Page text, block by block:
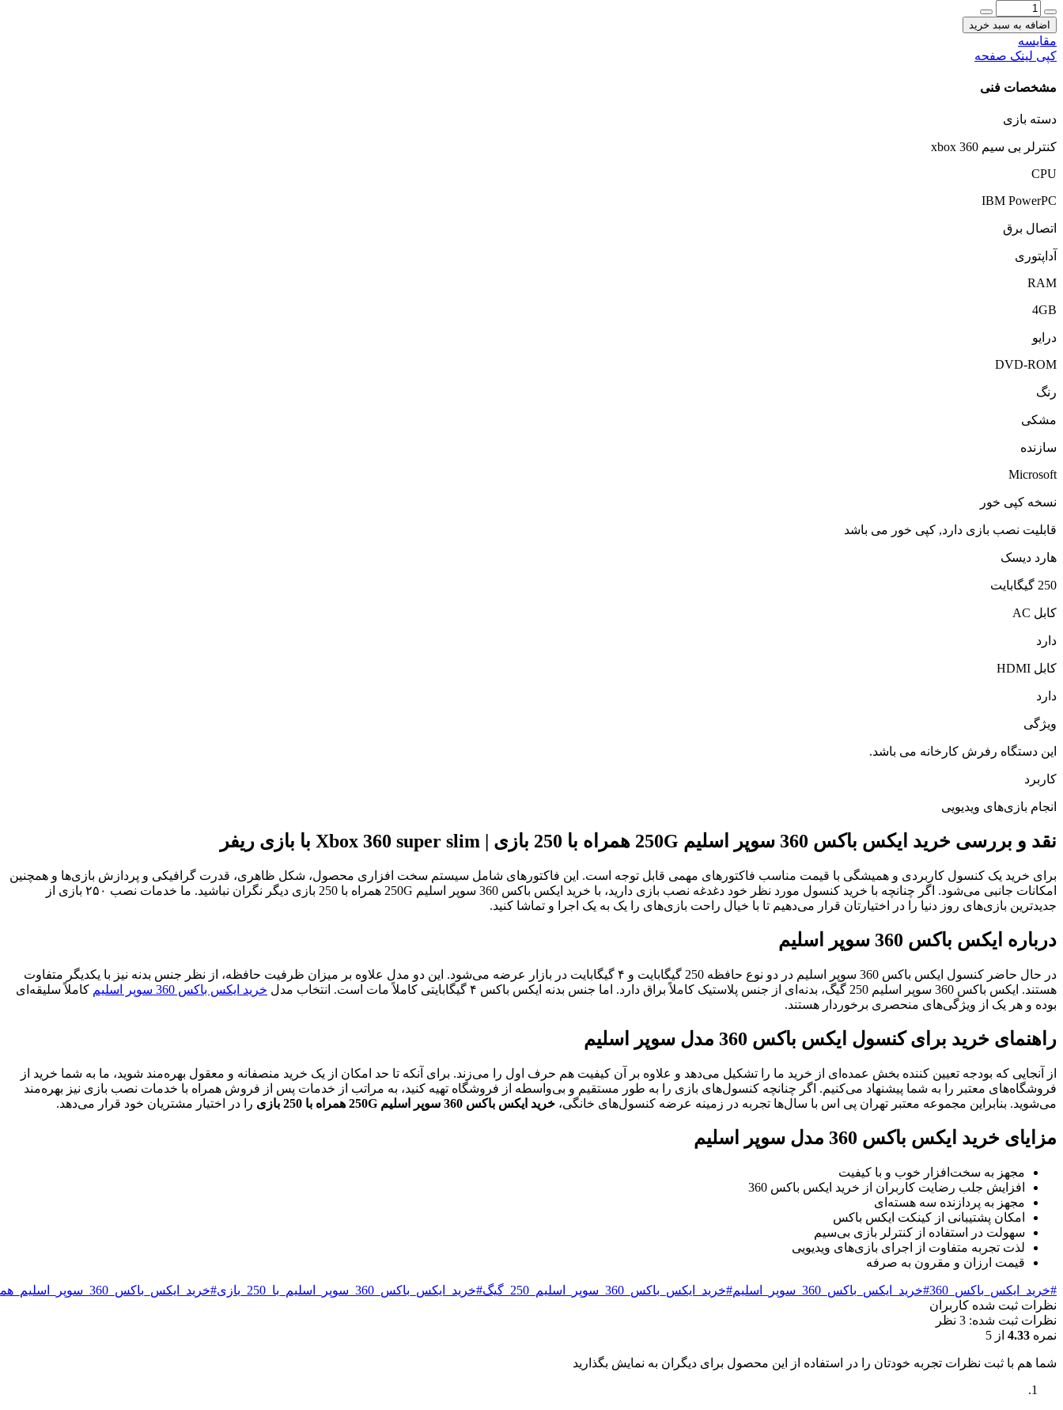
اضافه به سبد خرید
مقایسه
کپی لینک صفحه
مشخصات فنی
دسته بازی
کنترلر بی سیم xbox 360
CPU
IBM PowerPC
اتصال برق
آداپتوری
RAM
4GB
درایو
DVD-ROM
رنگ
مشکی
سازنده
Microsoft
نسخه کپی خور
قابلیت نصب بازی دارد, کپی خور می باشد
هارد دیسک
250 گيگابايت
کابل AC
دارد
کابل HDMI
دارد
ویژگی
این دستگاه رفرش کارخانه می باشد.
کاربرد
انجام بازی‌های ویدیویی
نقد و بررسی خرید ایکس باکس 360 سوپر اسلیم 250G همراه با 250 بازی | Xbox 360 super slim با بازی ریفر
برای خرید یک کنسول کاربردی و همیشگی با قیمت مناسب فاکتورهای مهمی قابل توجه است. این فاکتورهای شامل سیستم سخت افزاری محصول، شکل ظاهری، قدرت گرافیکی و پردازش بازی‌ها و همچنین
امکانات جانبی می‌شود. اگر چنانچه با خرید کنسول مورد نظر خود دغدغه نصب بازی‌ دارید، با خرید ایکس باکس 360 سوپر اسلیم 250G همراه با 250 بازی دیگر نگران نباشید. ما خدمات نصب ۲۵۰ بازی از
جدیدترین بازی‌های روز دنیا را در اختیارتان قرار می‌دهیم تا با خیال راحت بازی‌های را یک به یک اجرا و تماشا کنید.
درباره ایکس باکس 360 سوپر اسلیم
در حال حاضر کنسول ایکس باکس 360 سوپر اسلیم در دو نوع حافظه 250 گیگابایت و ۴ گیگابایت در بازار عرضه می‌شود. این دو مدل علاوه بر میزان ظرفیت حافظه، از نظر جنس بدنه نیز با یکدیگر متفاوت
هستند. ایکس باکس 360 سوپر اسلیم 250 گیگ، بدنه‌ای از جنس پلاستیک کاملاً براق دارد. اما جنس بدنه ایکس باکس ۴ گیگابایتی کاملاً مات است. انتخاب مدل
خرید ایکس باکس 360 سوپر اسلیم
کاملاً سلیقه‌ای
بوده و هر یک از ویژگی‌های منحصری برخوردار هستند.
راهنمای خرید برای کنسول ایکس باکس 360 مدل سوپر اسلیم
از آنجایی که بودجه تعیین کننده بخش عمده‌ای از خرید ما را تشکیل می‌دهد و علاوه بر آن کیفیت هم حرف اول را می‌زند. برای آنکه تا حد امکان از یک خرید منصفانه و معقول بهره‌مند شوید، ما به شما خرید از
فروشگاه‌های معتبر را به شما پیشنهاد می‌کنیم. اگر چنانچه کنسول‌های بازی را به طور مستقیم و بی‌واسطه از فروشگاه تهیه کنید، به مراتب از خدمات پس از فروش همراه با خدمات نصب بازی نیز بهره‌مند
می‌شوید. بنابراین مجموعه معتبر تهران پی اس با سال‌ها تجربه در زمینه عرضه کنسول‌های خانگی، خرید ایکس باکس 360 سوپر اسلیم 250G همراه با 250 بازی را در اختیار مشتریان خود قرار می‌دهد.
مزایای خرید ایکس باکس 360 مدل سوپر اسلیم
مجهز به سخت‌افزار خوب و با کیفیت
افزایش جلب رضایت کاربران از خرید ایکس باکس 360
مجهز به پردازنده سه هسته‌ای
امکان پشتیبانی از کینکت ایکس باکس
سهولت در استفاده از کنترلر بازی بی‌سیم
لذت تجربه متفاوت از اجرای بازی‌های ویدیویی
قیمت ارزان و مقرون به صرفه
#خرید_ایکس_باکس_360 #خرید_ایکس_باکس_360_سوپر_اسلیم #خرید_ایکس_باکس_360_سوپر_اسلیم_250_گیگ #خرید_ایکس_باکس_360_سوپر_اسلیم_با_250_بازی
#خرید_ایکس_باکس_360_سوپر_اسلیم_همراه_با_بازی
نظرات ثبت شده کاربران
نظرات ثبت شده: 3 نظر
نمره 4.33 از 5
شما هم با ثبت نظرات تجربه خودتان را در استفاده از این محصول برای دیگران به نمایش بگذارید